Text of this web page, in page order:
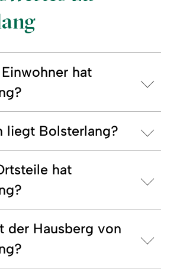
hat
liegt Bolsterlang?
hat
der Hausberg von